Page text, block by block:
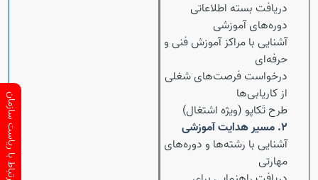
Open
Open
دریافت بسته اطلاعاتی
دوره‌های آموزشی
آشنایی با مراکز آموزش فنی و
حرفه‌ای
درخواست فرصت‌های شغلی
از کاریابی‌ها
طرح تَکاپو (ویژه اشتغال)
۲. مسیر هدایت آموزشی
آشنایی با رشته‌ها و دوره‌های
مهارتی
ارتباط با ریاست سازمان